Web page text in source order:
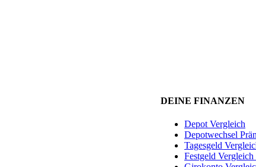
DEINE FINANZEN
Depot Vergleich
Depotwechsel
Tagesgeld
Festgeld